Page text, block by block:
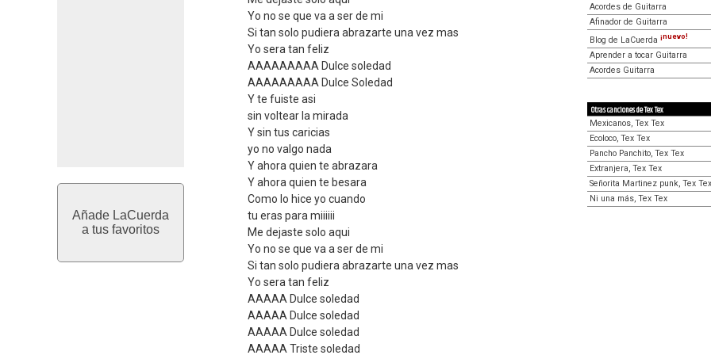
Añade LaCuerda
a tus favoritos
Yo no se que va a ser de mi
Si tan solo pudiera abrazarte una vez mas
Yo sera tan feliz
AAAAAAAAA Dulce soledad
AAAAAAAAA Dulce Soledad
Y te fuiste asi
sin voltear la mirada
Y sin tus caricias
yo no valgo nada
Y ahora quien te abrazara
Y ahora quien te besara
Como lo hice yo cuando
tu eras para miiiiii
Me dejaste solo aqui
Yo no se que va a ser de mi
Si tan solo pudiera abrazarte una vez mas
Yo sera tan feliz
AAAAA Dulce soledad
AAAAA Dulce soledad
AAAAA Dulce soledad
AAAAA Triste soledad
Acordes de Guitarra
Afinador de Guitarra
Blog de LaCuerda ¡nuevo!
Aprender a tocar Guitarra
Acordes Guitarra
Otras canciones de Tex Tex
Mexicanos, Tex Tex
Ecoloco, Tex Tex
Pancho Panchito, Tex Tex
Extranjera, Tex Tex
Señorita Martinez punk, Tex Tex
Ni una más, Tex Tex